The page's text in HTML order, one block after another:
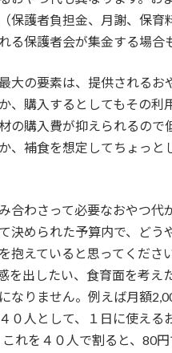
保護者負担金、月謝、保
る保護者会が集金する場合
の要素は、提供されるお
、購入するとしてもその利
の購入費が抑えられるので
、補食を想定してちょっ
合わさって必要なおやつ代
決められた予算内で、ど
抱えていると思ってくだ
を出したい、食育面を考
なりません。例えば月額
０人として、１日に使え
れを４０人で割ると、80